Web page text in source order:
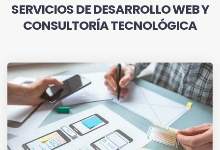
SERVICIOS DE DESARROLLO WEB Y
CONSULTORÍA TECNOLÓGICA